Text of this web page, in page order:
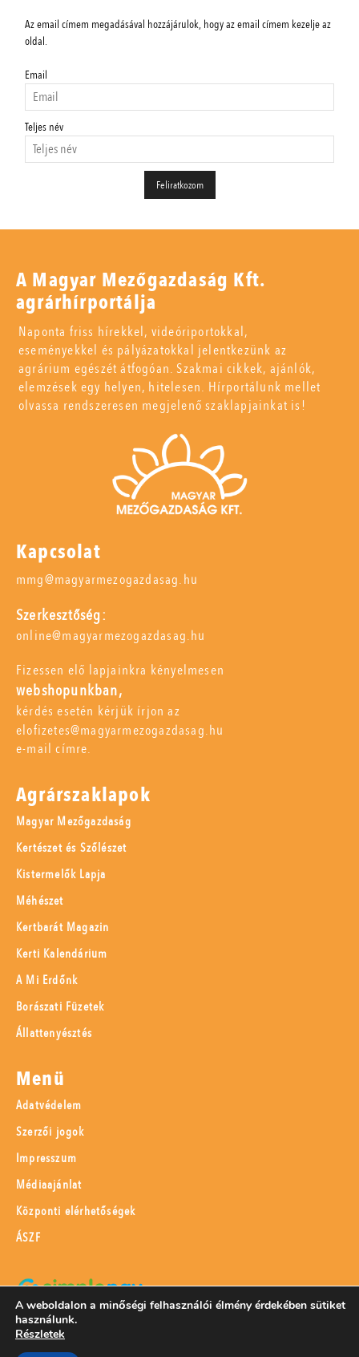
Az email címem megadásával hozzájárulok, hogy az email címem kezelje az
oldal.
Email
Teljes név
A Magyar Mezőgazdaság Kft.
agrárhírportálja
Naponta friss hírekkel, videóriportokkal,
eseményekkel és pályázatokkal jelentkezünk az
agrárium egészét átfogóan. Szakmai cikkek, ajánlók,
elemzések egy helyen, hitelesen. Hírportálunk mellet
olvassa rendszeresen megjelenő szaklapjainkat is!
Kapcsolat
mmg@magyarmezogazdasag.hu
Szerkesztőség:
online@magyarmezogazdasag.hu
Fizessen elő lapjainkra kényelmesen
webshopunkban,
kérdés esetén kérjük írjon az
elofizetes@magyarmezogazdasag.hu
e-mail címre.
Agrárszaklapok
Magyar Mezőgazdaság
Kertészet és Szőlészet
Kistermelők Lapja
Méhészet
Kertbarát Magazin
Kerti Kalendárium
A Mi Erdőnk
Borászati Füzetek
Állattenyésztés
Menü
Adatvédelem
Szerzői jogok
Impresszum
Médiaajánlat
Központi elérhetőségek
ÁSZF
SimplePay adattovábbítási nyilatkozat
A weboldalon a minőségi felhasználói élmény érdekében sütiket
használunk.
Részletek